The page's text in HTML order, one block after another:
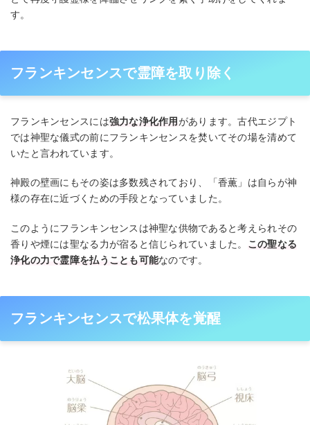
す。
フランキンセンスで霊障を取り除く
フランキンセンスには強力な浄化作用があります。古代エジプト
では神聖な儀式の前にフランキンセンスを焚いてその場を清めて
いたと言われています。
神殿の壁画にもその姿は多数残されており、「香薫」は自らが神
様の存在に近づくための手段となっていました。
このようにフランキンセンスは神聖な供物であると考えられその
香りや煙には聖なる力が宿ると信じられていました。 この聖なる
浄化の力で霊障を払うことも可能なのです。
フランキンセンスで松果体を覚醒